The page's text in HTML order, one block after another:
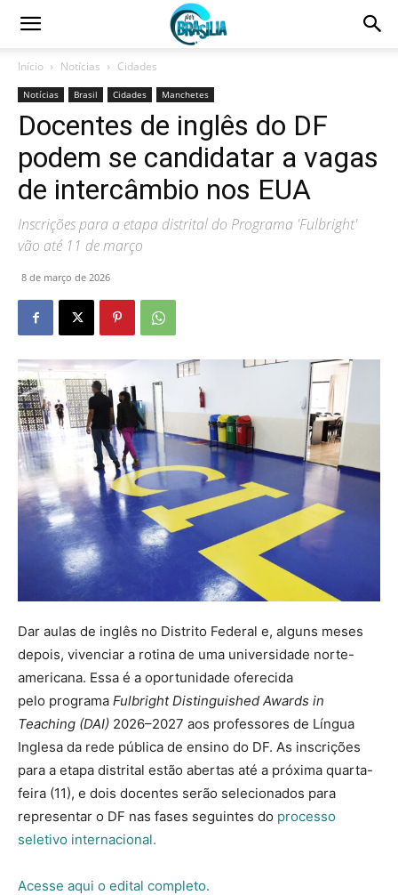
Início Notícias Cidades
Notícias Brasil Cidades Manchetes
Docentes de inglês do DF
podem se candidatar a vagas
de intercâmbio nos EUA
Inscrições para a etapa distrital do Programa 'Fulbright'
vão até 11 de março
8 de março de 2026
Dar aulas de inglês no Distrito Federal e, alguns meses
depois, vivenciar a rotina de uma universidade norte-
americana. Essa é a oportunidade oferecida
pelo programa Fulbright Distinguished Awards in
Teaching (DAI) 2026–2027 aos professores de Língua
Inglesa da rede pública de ensino do DF. As inscrições
para a etapa distrital estão abertas até a próxima quarta-
feira (11), e dois docentes serão selecionados para
representar o DF nas fases seguintes do processo
seletivo internacional.
Acesse aqui o edital completo.